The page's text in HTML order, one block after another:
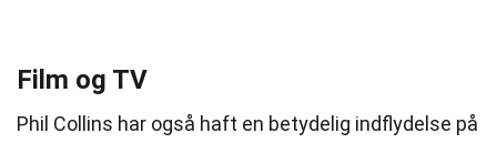
Film og TV
Phil Collins har også haft en betydelig indflydelse på